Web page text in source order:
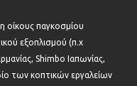
οίκους παγκοσμίου
εξοπλισμού (π.χ
Shimbo Ιαπωνίας,
των κοπτικών εργαλείων